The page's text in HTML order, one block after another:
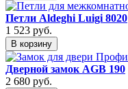
Петли Aldeghi Luigi 8020
1 523 руб.
В корзину
Дверной замок AGB 190
2 680 руб.